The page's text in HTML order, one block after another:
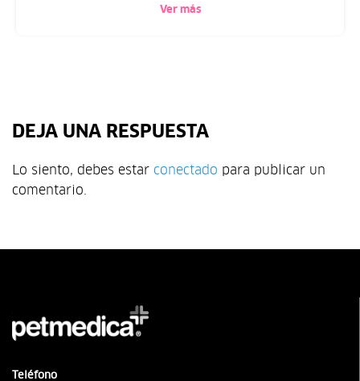
Ver más
DEJA UNA RESPUESTA
Lo siento, debes estar conectado para publicar un
comentario.
Teléfono